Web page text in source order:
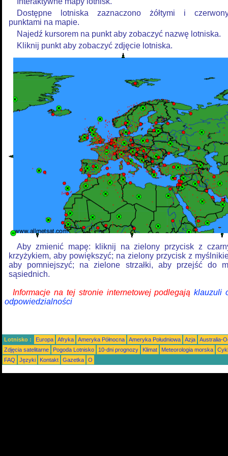
Dostępne lotniska zaznaczono żółtymi i
punktami na mapie.
Najedź kursorem na punkt aby zobaczyć nazwę lotniska.
Kliknij punkt aby zobaczyć zdjęcie lotniska.
Aby zmienić mapę: kliknij na zielony przycisk z
krzyżykiem, aby powiększyć; na zielony przycisk z
aby pomniejszyć; na zielone strzałki, aby przejść do
sąsiednich.
Informacje na tej stronie internetowej podlegająklauzuli
odpowiedzialności
Lotnisko : Europa Afryka Ameryka Północna Ameryka Południowa Azja
Australia-
Zdjęcia satelitarne
Pogoda Lotnisko 10-dni prognozy Klimat Meteorologia morska
FAQ
Języki Kontakt Gazetka O